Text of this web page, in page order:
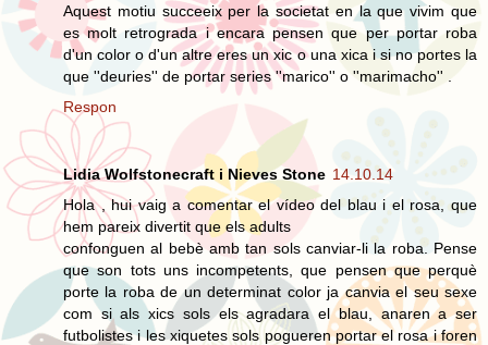
Aquest motiu succeeix per la societat en la que vivim que
es molt retrograda i encara pensen que per portar roba
d'un color o d'un altre eres un xic o una xica i si no portes la
que ''deuries'' de portar series ''marico'' o ''marimacho'' .
Respon
Lidia Wolfstonecraft i Nieves Stone 14.10.14
Hola , hui vaig a comentar el vídeo del blau i el rosa, que
hem pareix divertit que els adults
confonguen al bebè amb tan sols canviar-li la roba. Pense
que son tots uns incompetents, que pensen que perquè
porte la roba de un determinat color ja canvia el seu sexe
com si als xics sols els agradara el blau, anaren a ser
futbolistes i les xiquetes sols pogueren portar el rosa i foren